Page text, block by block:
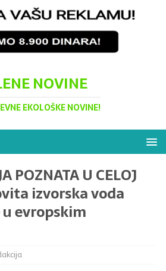
NOVINE
EKOLOŠKE NOVINE!
POZNATA U CELOJ
izvorska voda
evropskim